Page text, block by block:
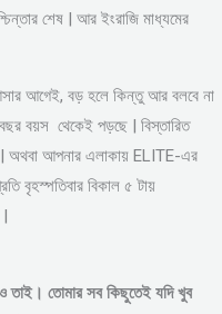
শেষ | আর ইংরাজি মাধ্যমের
আগেই, বড় হলে কিন্তু আর বলবে না
বয়স থেকেই পড়ছে | বিস্তারিত
আপনার এলাকায় ELITE-এর
বৃহস্পতিবার বিকাল ৫ টায়
|
তাই। তোমার সব কিছুতেই যদি খুব